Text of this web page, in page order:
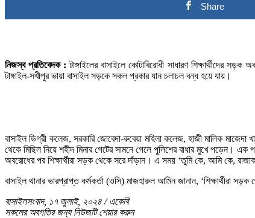
Share
নিজস্ব প্রতিবেদক : টাঙ্গাইলের বাসাইলে কোটাবিরোধী সাধারণ শিক্ষার্থীদের
টাঙ্গাইল-সখীপুর ভায়া বাসাইল সড়কে সকল প্রকার যান চলাচল বন্ধ হয়ে যায়।
বাসাইল ডিগ্রী কলেজ, সরকারি জোবেদা-রুবেয়া মহিলা কলেজ, হাজী মালিক
থেকে মিছিল নিয়ে শহীদ মিনার গেটের সামনে গেলে পুলিশের বাধার মুখে পড়েন।
অবরোধের পর শিক্ষার্থীরা সড়ক থেকে সরে দাঁড়ান। এ সময় ‘তুমি কে, আমি কে,
বাসাইল থানার ভারপ্রাপ্ত কর্মকর্তা (ওসি) মাজহারুল আমিন জানান, ‘শিক্ষার্থীরা
বাসাইলসংবাদ, ১৭ জুলাই, ২০২৪ / একেবি
সকলের অবগতির জন্য নিউজটি শেয়ার করুন